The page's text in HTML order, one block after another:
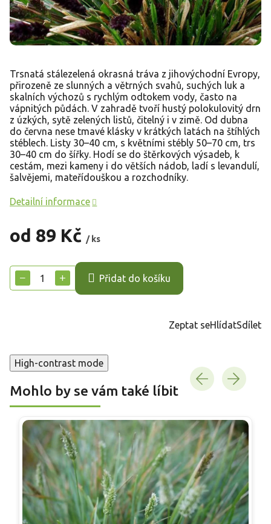
od 89 Kč / ks
cena:
+
− Přidat do košíku
Trsnatá stálezelená okrasná tráva z jihovýchodní Evropy,
přirozeně ze slunných a větrných svahů, suchých luk a
skalních výchozů s rychlým odtokem vody, často na
vápnitých půdách. V zahradě tvoří hustý polokulovitý drn
z úzkých, sytě zelených listů, čitelný i v zimě. Od dubna
do června nese tmavé klásky v krátkých latách na štíhlých
stéblech. Listy 30–40 cm, s květními stébly 50–70 cm, trs
30–40 cm do šířky. Hodí se do štěrkových výsadeb, k
cestám, mezi kameny i do větších nádob, ladí s levandulí,
šalvějemi, mateřídouškou a rozchodníky.
Detailní informace
Zeptat seHlídatSdílet
High-contrast mode
Mohlo by se vám také líbit